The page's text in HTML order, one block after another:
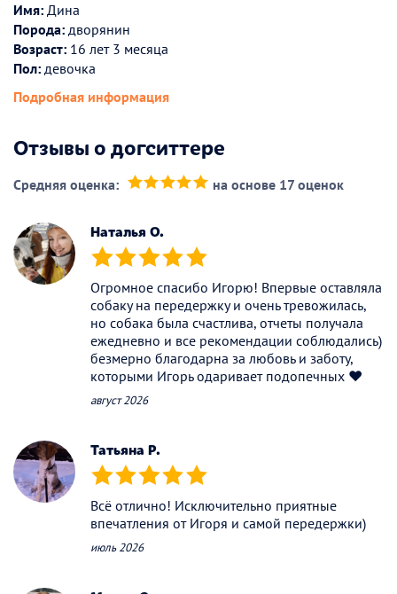
Имя: Дина
Порода: дворянин
Возраст: 16 лет 3 месяца
Пол: девочка
Подробная информация
Отзывы о догситтере
Средняя оценка: на основе 17 оценок
Наталья О.
(*) (*) (*) (*) (*)
Огромное спасибо Игорю! Впервые оставляла
собаку на передержку и очень тревожилась,
но собака была счастлива, отчеты получала
ежедневно и все рекомендации соблюдались)
безмерно благодарна за любовь и заботу,
которыми Игорь одаривает подопечных ❤️
август 2026
Татьяна Р.
(*) (*) (*) (*) (*)
Всё отлично! Исключительно приятные
впечатления от Игоря и самой передержки)
июль 2026